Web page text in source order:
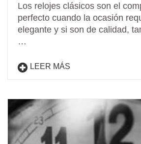
Los relojes clásicos son el
perfecto cuando la ocasión
elegante y si son de calidad,
…
LEER MÁS